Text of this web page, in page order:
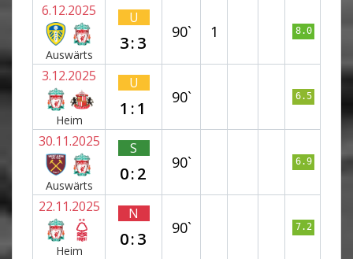
6.12.2025
Auswärts
U
3:3
90` 1 8.0
3.12.2025
Heim
U
1:1
90` 6.5
30.11.2025
Auswärts
S
0:2
90` 6.9
22.11.2025
Heim
N
0:3
90` 7.2